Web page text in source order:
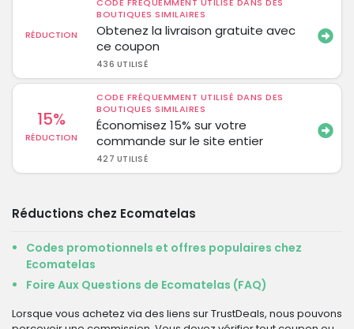
RÉDUCTION
BOUTIQUES SIMILAIRES
Obtenez la livraison gratuite avec
ce coupon
436 UTILISÉ
15%
RÉDUCTION
CODE FRÉQUEMMENT UTILISÉ DANS DES
BOUTIQUES SIMILAIRES
Économisez 15% sur votre
commande sur le site entier
427 UTILISÉ
Réductions chez Ecomatelas
Codes promotionnels et offres populaires chez
Ecomatelas
Foire Aux Questions de Ecomatelas (FAQ)
Lorsque vous achetez via des liens sur TrustDeals, nous pouvons